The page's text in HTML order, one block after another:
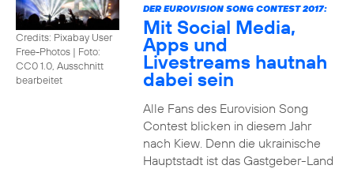
Credits: Pixabay User
Free-Photos | Foto:
CC0 1.0, Ausschnitt
bearbeitet
DER EUROVISION SONG CONTEST 2017:
Mit Social Media,
Apps und
Livestreams hautnah
dabei sein
Alle Fans des Eurovision Song
Contest blicken in diesem Jahr
nach Kiew. Denn die ukrainische
Hauptstadt ist das Gastgeber-Land